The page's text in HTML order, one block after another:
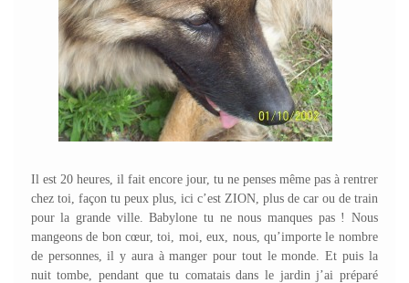
Il est 20 heures, il fait encore jour, tu ne penses même pas à rentrer
chez toi, façon tu peux plus, ici c’est ZION, plus de car ou de train
pour la grande ville. Babylone tu ne nous manques pas ! Nous
mangeons de bon cœur, toi, moi, eux, nous, qu’importe le nombre
de personnes, il y aura à manger pour tout le monde. Et puis la
nuit tombe, pendant que tu comatais dans le jardin j’ai préparé